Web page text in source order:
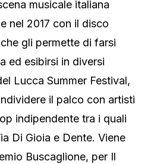
musicale italiana
nel 2017 con il disco
gli permette di farsi
ed esibirsi in diversi
Lucca Summer Festival,
il palco con artisti
indipendente tra i quali
Di Gioia e Dente. Viene
Buscaglione, per Il